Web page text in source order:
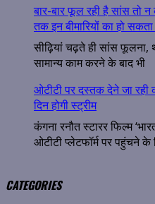
बार-बार फूल रही है सांस
तक इन बीमारियों का हो
सीढ़ियां चढ़ते ही सांस फूलना,
सामान्य काम करने के बाद भी
ओटीटी पर दस्तक देने जा रही
दिन होगी स्ट्रीम
कंगना रनौत स्टारर फिल्म
ओटीटी प्लेटफॉर्म पर पहुंचने के
CATEGORIES